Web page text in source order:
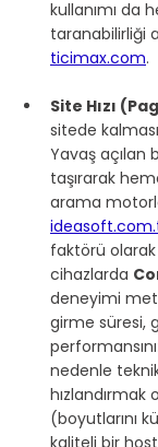
kullanımı da
taranabilirliği
ticimax.com.
Site Hızı
sitede
Yavaş açılan
taşırarak
arama
faktörü
cihazlarda
deneyimi
girme süresi,
nedenle
hızlandırmak
(boyutlarını
kaliteli bir